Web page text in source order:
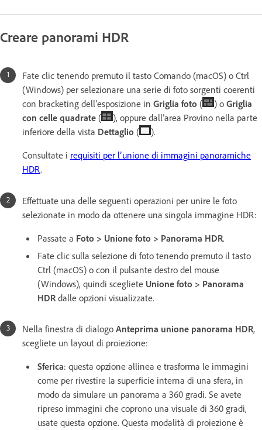
Creare panorami HDR
Fate clic tenendo premuto il tasto Comando (macOS) o Ctrl
(Windows) per selezionare una serie di foto sorgenti coerenti
con bracketing dell’esposizione in Griglia foto ( ) o Griglia
con celle quadrate (
), oppure dall’area Provino nella parte
inferiore della vista Dettaglio (
).
Consultate i requisiti per l’unione di immagini panoramiche
HDR.
Effettuate una delle seguenti operazioni per unire le foto
selezionate in modo da ottenere una singola immagine HDR:
Passate a Foto > Unione foto > Panorama HDR.
Fate clic sulla selezione di foto tenendo premuto il tasto
Ctrl (macOS) o con il pulsante destro del mouse
(Windows), quindi scegliete Unione foto > Panorama
HDR dalle opzioni visualizzate.
Nella finestra di dialogo Anteprima unione panorama HDR,
scegliete un layout di proiezione:
Sferica: questa opzione allinea e trasforma le immagini
come per rivestire la superficie interna di una sfera, in
modo da simulare un panorama a 360 gradi. Se avete
ripreso immagini che coprono una visuale di 360 gradi,
usate questa opzione. Questa modalità di proiezione è